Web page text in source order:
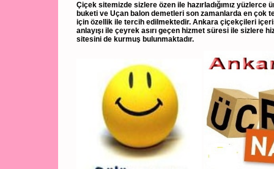
Çiçek sitemizde sizlere özen ile hazırladığımız
buketi ve Uçan balon demetleri son zamanlarda en çok
için özellik ile tercih edilmektedir. Ankara çiçekçileri
anlayışı ile çeyrek asırı geçen hizmet süresi ile sizlere
sitesini de kurmuş bulunmaktadır.